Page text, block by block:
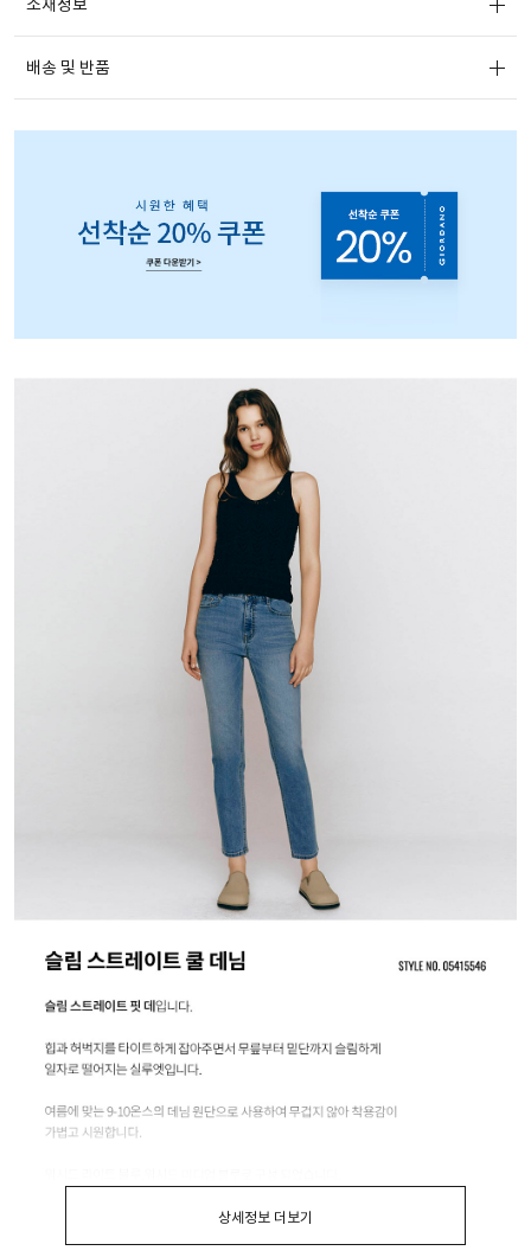
소재정보
배송 및 반품
상세정보 더보기